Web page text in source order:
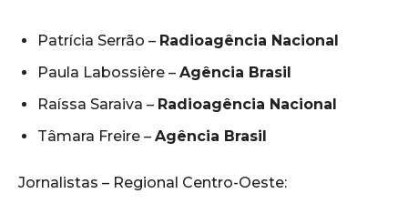
Patrícia Serrão – Radioagência Nacional
Paula Labossière – Agência Brasil
Raíssa Saraiva – Radioagência Nacional
Tâmara Freire – Agência Brasil
Jornalistas – Regional Centro-Oeste: